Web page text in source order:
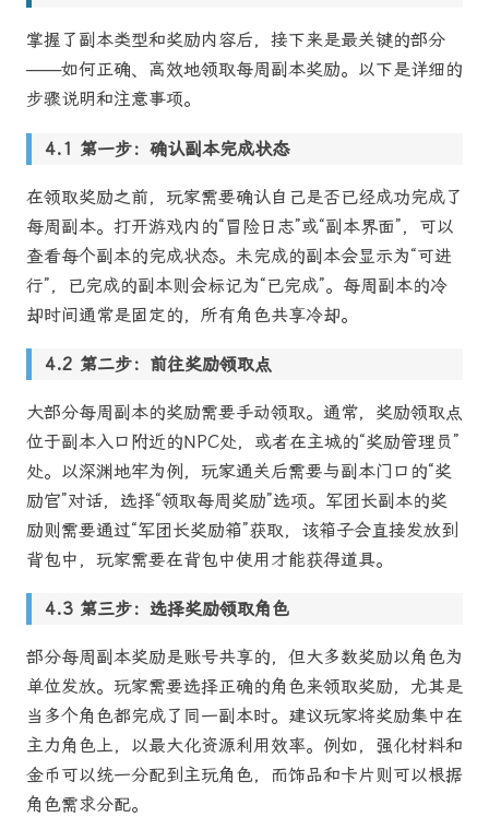
掌握了副本类型和奖励内容后，接下来是最关键的部分
——如何正确、高效地领取每周副本奖励。以下是详细的
步骤说明和注意事项。
第一步：确认副本完成状态
在领取奖励之前，玩家需要确认自己是否已经成功完成了
每周副本。打开游戏内的“冒险日志”或“副本界面”，可以
查看每个副本的完成状态。未完成的副本会显示为“可进
行”，已完成的副本则会标记为“已完成”。每周副本的冷
却时间通常是固定的，所有角色共享冷却。
第二步：前往奖励领取点
大部分每周副本的奖励需要手动领取。通常，奖励领取点
位于副本入口附近的NPC处，或者在主城的“奖励管理员”
处。以深渊地牢为例，玩家通关后需要与副本门口的“奖
励官”对话，选择“领取每周奖励”选项。军团长副本的奖
励则需要通过“军团长奖励箱”获取，该箱子会直接发放到
背包中，玩家需要在背包中使用才能获得道具。
第三步：选择奖励领取角色
部分每周副本奖励是账号共享的，但大多数奖励以角色为
单位发放。玩家需要选择正确的角色来领取奖励，尤其是
当多个角色都完成了同一副本时。建议玩家将奖励集中在
主力角色上，以最大化资源利用效率。例如，强化材料和
金币可以统一分配到主玩角色，而饰品和卡片则可以根据
角色需求分配。